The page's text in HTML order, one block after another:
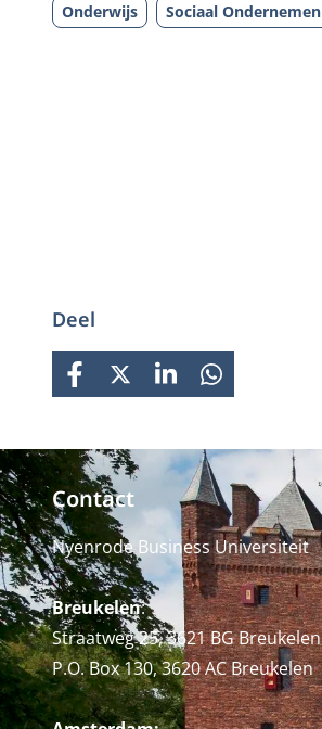
Onderwijs Sociaal Ondernemen
Deel
FACEBOOK
X LINKEDINWHATSAPP
Contact
Nyenrode Business Universiteit
Breukelen:
Straatweg 25, 3621 BG Breukelen
P.O. Box 130, 3620 AC Breukelen